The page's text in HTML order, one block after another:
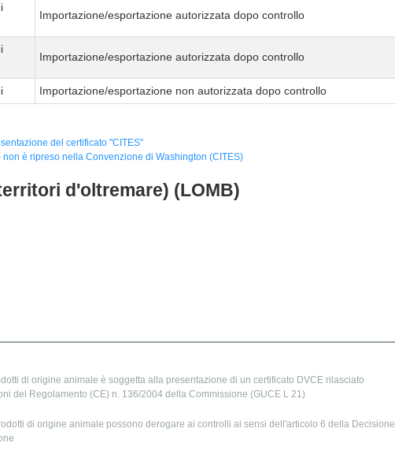
Importazione/esportazione autorizzata dopo controllo
Importazione/esportazione autorizzata dopo controllo
Importazione/esportazione non autorizzata dopo controllo
del certificato "CITES"
è ripreso nella Convenzione di Washington (CITES)
d'oltremare) (LOMB)
di origine animale è soggetta alla presentazione di un certificato DVCE rilasciato
del Regolamento (CE) n. 136/2004 della Commissione (GUCE L 21)
di origine animale possono derogare ai controlli ai sensi dell'articolo 6 della Decisione